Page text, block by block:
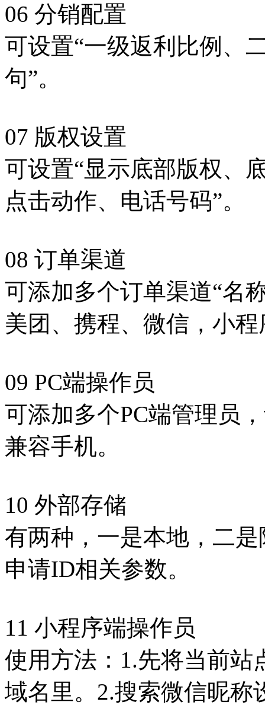
06 分销配置
可设置“一级返利比例、
句”。
07 版权设置
可设置“显示底部版权、
点击动作、电话号码”。
08 订单渠道
可添加多个订单渠道“名
美团、携程、微信，小
09 PC端操作员
可添加多个PC端管理员
兼容手机。
10 外部存储
有两种，一是本地，二
申请ID相关参数。
11 小程序端操作员
使用方法：1.先将当前站
域名里。2.搜索微信昵称